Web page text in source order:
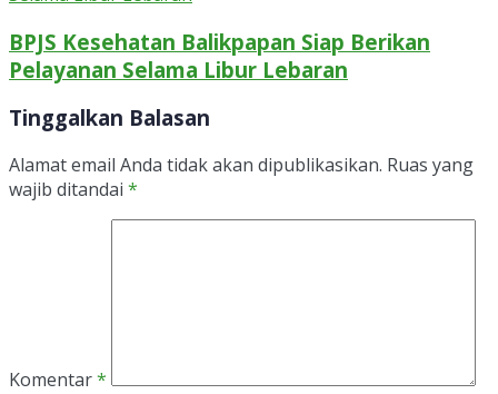
BPJS Kesehatan Balikpapan Siap Berikan
Pelayanan Selama Libur Lebaran
Tinggalkan Balasan
Alamat email Anda tidak akan dipublikasikan. Ruas yang
wajib ditandai *
Komentar*